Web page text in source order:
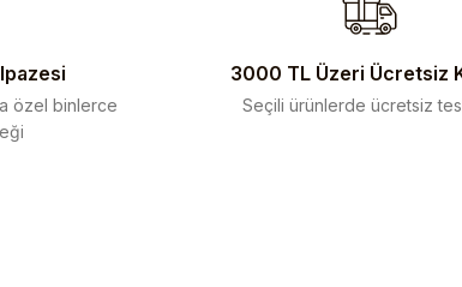
özel binlerce
3000 TL Üzeri Ücretsiz
Seçili ürünlerde ücretsiz